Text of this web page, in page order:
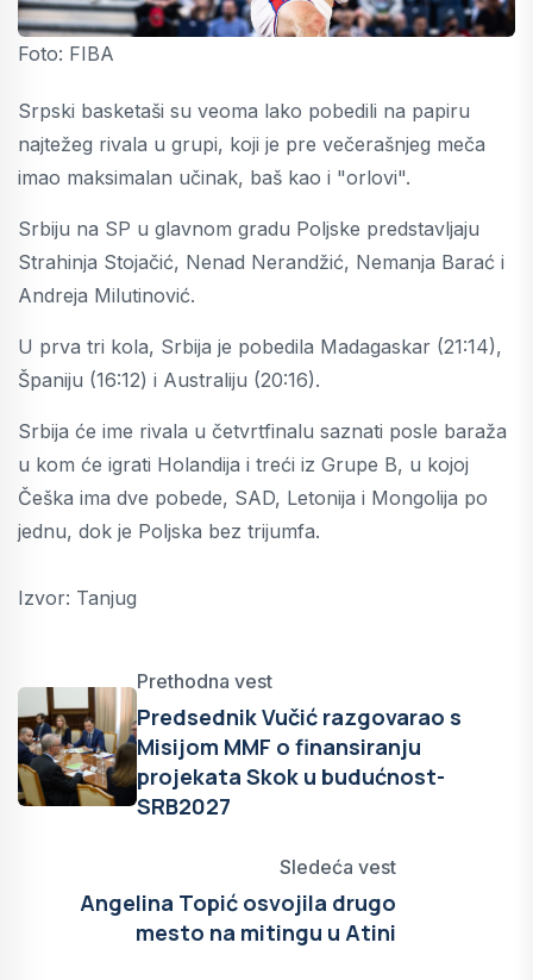
Foto: FIBA
Srpski basketaši su veoma lako pobedili na papiru
najtežeg rivala u grupi, koji je pre večerašnjeg meča
imao maksimalan učinak, baš kao i "orlovi".
Srbiju na SP u glavnom gradu Poljske predstavljaju
Strahinja Stojačić, Nenad Nerandžić, Nemanja Barać i
Andreja Milutinović.
U prva tri kola, Srbija je pobedila Madagaskar (21:14),
Španiju (16:12) i Australiju (20:16).
Srbija će ime rivala u četvrtfinalu saznati posle baraža
u kom će igrati Holandija i treći iz Grupe B, u kojoj
Češka ima dve pobede, SAD, Letonija i Mongolija po
jednu, dok je Poljska bez trijumfa.
Izvor: Tanjug
Prethodna vest
Predsednik Vučić razgovarao s
Misijom MMF o finansiranju
projekata Skok u budućnost-
SRB2027
Sledeća vest
Angelina Topić osvojila drugo
mesto na mitingu u Atini